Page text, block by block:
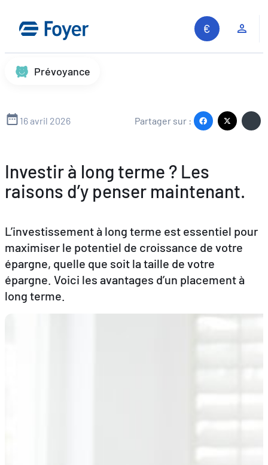
contenu
Recherche sur le site
Prévoyance
16 avril 2026 Partager sur :
Investir à long terme ? Les
raisons d’y penser maintenant.
L’investissement à long terme est essentiel pour
maximiser le potentiel de croissance de votre
épargne, quelle que soit la taille de votre
épargne. Voici les avantages d’un placement à
long terme.